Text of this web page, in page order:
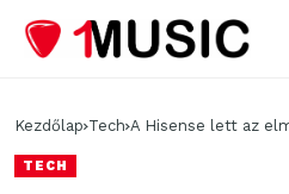
Kezdőlap Tech A Hisense lett az
TECH